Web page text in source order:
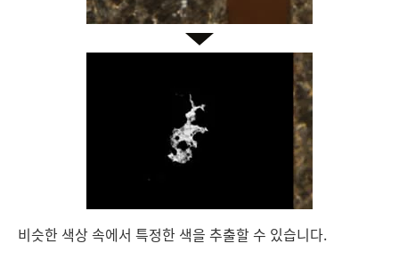
비슷한 색상 속에서 특정한 색을 추출할 수 있습니다.